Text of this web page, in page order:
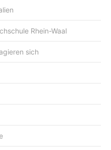
Rhein-Waal
sich